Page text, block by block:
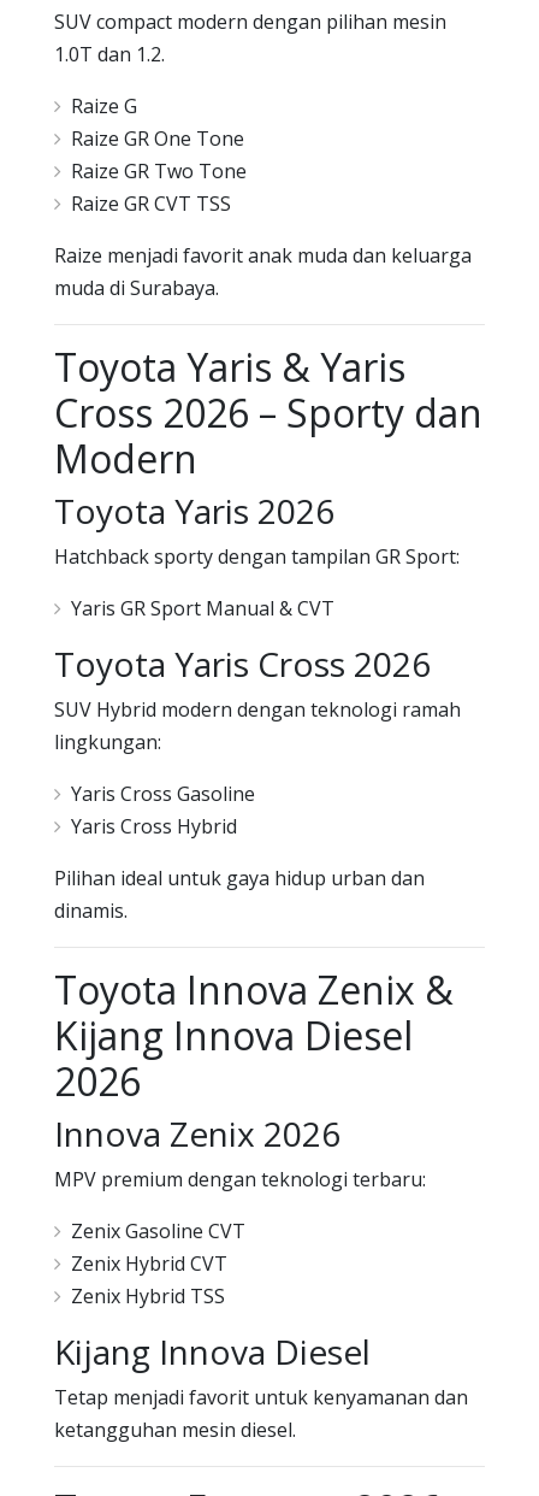
SUV compact modern dengan pilihan mesin
1.0T dan 1.2.
Raize G
Raize GR One Tone
Raize GR Two Tone
Raize GR CVT TSS
Raize menjadi favorit anak muda dan keluarga
muda di Surabaya.
Toyota Yaris & Yaris
Cross 2026 – Sporty dan
Modern
Toyota Yaris 2026
Hatchback sporty dengan tampilan GR Sport:
Yaris GR Sport Manual & CVT
Toyota Yaris Cross 2026
SUV Hybrid modern dengan teknologi ramah
lingkungan:
Yaris Cross Gasoline
Yaris Cross Hybrid
Pilihan ideal untuk gaya hidup urban dan
dinamis.
Toyota Innova Zenix &
Kijang Innova Diesel
2026
Innova Zenix 2026
MPV premium dengan teknologi terbaru:
Zenix Gasoline CVT
Zenix Hybrid CVT
Zenix Hybrid TSS
Kijang Innova Diesel
Tetap menjadi favorit untuk kenyamanan dan
ketangguhan mesin diesel.